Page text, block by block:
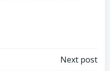
Next post